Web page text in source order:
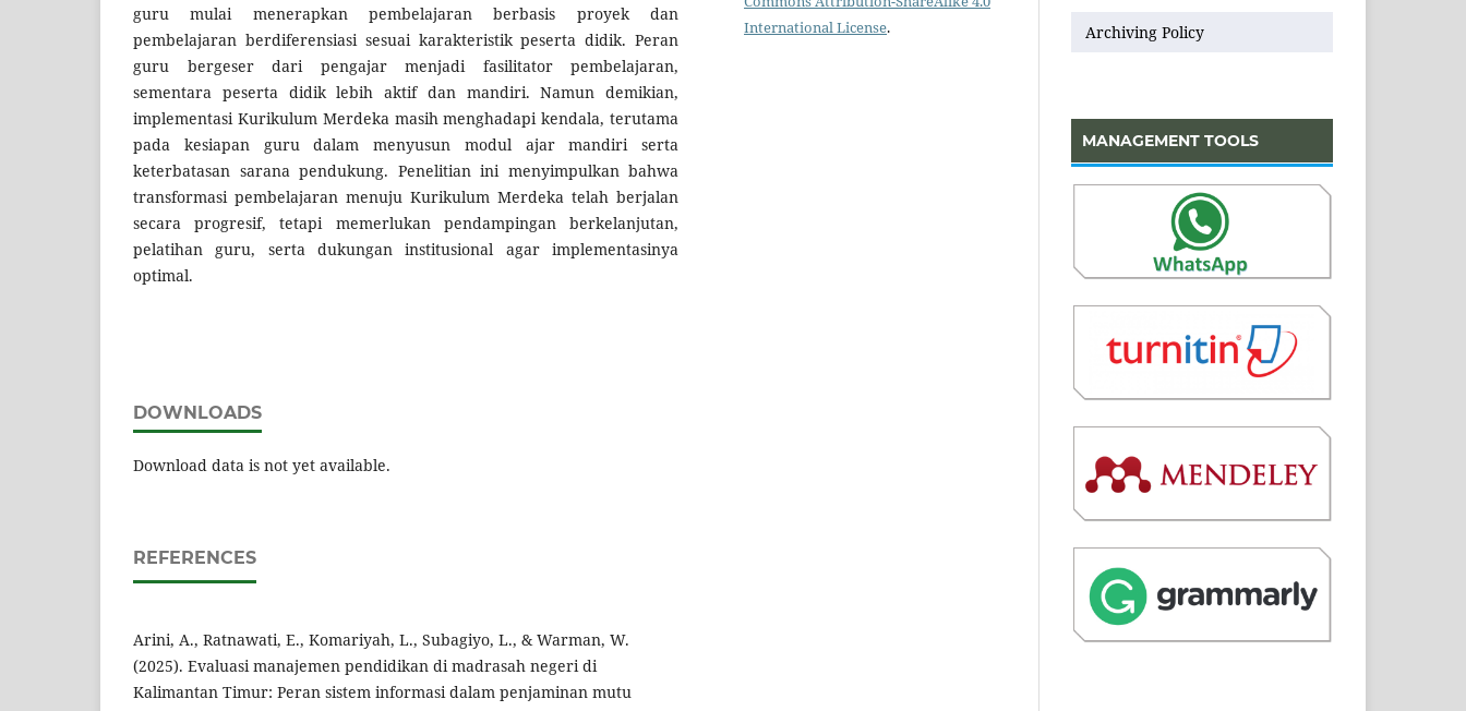
guru mulai menerapkan pembelajaran berbasis proyek dan
pembelajaran berdiferensiasi sesuai karakteristik peserta didik. Peran
guru bergeser dari pengajar menjadi fasilitator pembelajaran,
sementara peserta didik lebih aktif dan mandiri. Namun demikian,
implementasi Kurikulum Merdeka masih menghadapi kendala, terutama
pada kesiapan guru dalam menyusun modul ajar mandiri serta
keterbatasan sarana pendukung. Penelitian ini menyimpulkan bahwa
transformasi pembelajaran menuju Kurikulum Merdeka telah berjalan
secara progresif, tetapi memerlukan pendampingan berkelanjutan,
pelatihan guru, serta dukungan institusional agar implementasinya
optimal.
DOWNLOADS
Download data is not yet available.
REFERENCES
Arini, A., Ratnawati, E., Komariyah, L., Subagiyo, L., & Warman, W.
(2025). Evaluasi manajemen pendidikan di madrasah negeri di
Kalimantan Timur: Peran sistem informasi dalam penjaminan mutu
International License. Archiving Policy
MANAGEMENT TOOLS